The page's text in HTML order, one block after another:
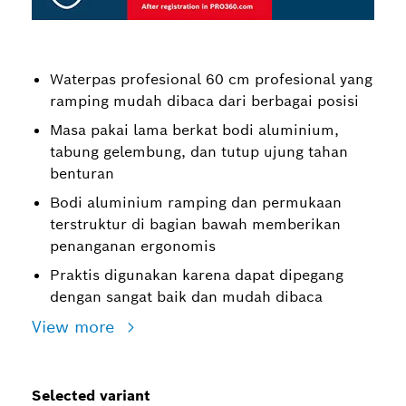
Waterpas profesional 60 cm profesional yang
ramping mudah dibaca dari berbagai posisi
Masa pakai lama berkat bodi aluminium,
tabung gelembung, dan tutup ujung tahan
benturan
Bodi aluminium ramping dan permukaan
terstruktur di bagian bawah memberikan
penanganan ergonomis
Praktis digunakan karena dapat dipegang
dengan sangat baik dan mudah dibaca
View more
Selected variant